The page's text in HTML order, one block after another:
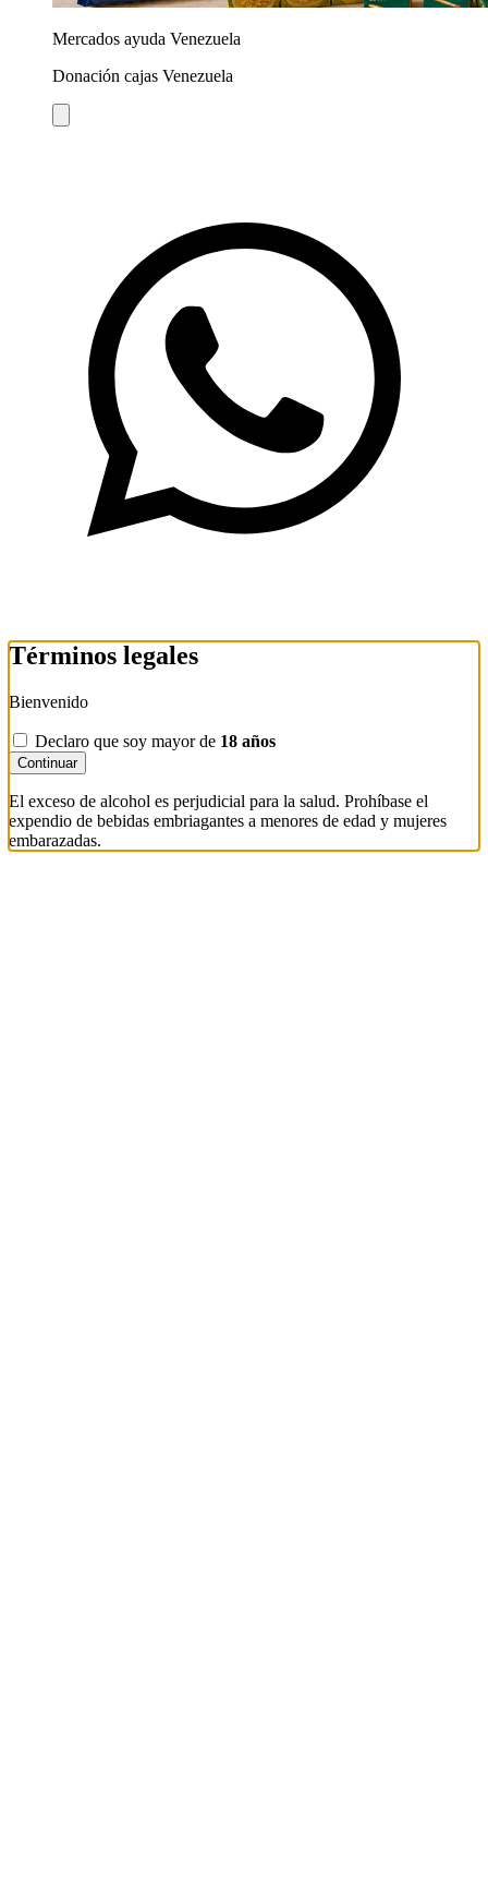
Mercados ayuda Venezuela
Donación cajas Venezuela
Términos legales
Bienvenido
Declaro que soy mayor de 18 años
Continuar
El exceso de alcohol es perjudicial para la salud. Prohíbase el
expendio de bebidas embriagantes a menores de edad y mujeres
embarazadas.